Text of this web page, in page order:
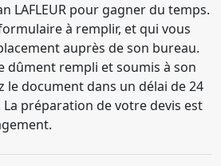
LAFLEUR pour gagner du temps.
à remplir, et qui vous
auprès de son bureau.
dûment rempli et soumis à son
le document dans un délai de 24
préparation de votre devis est